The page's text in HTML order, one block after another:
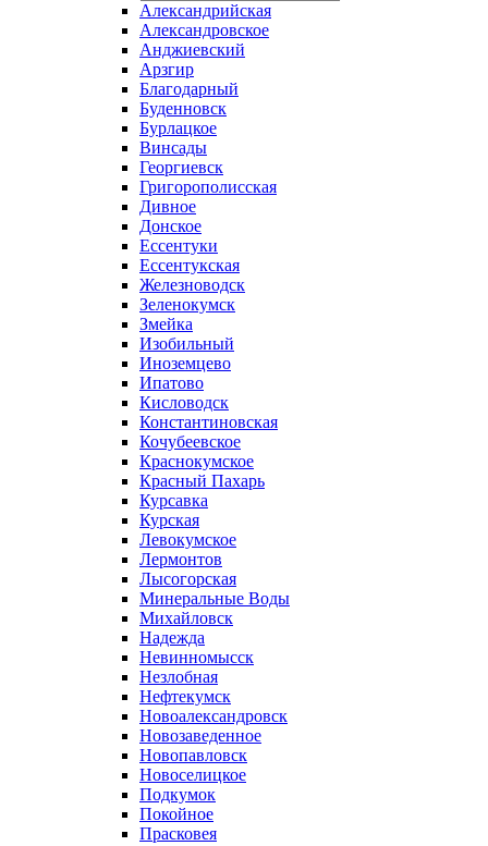
Александрийская
Александровское
Анджиевский
Арзгир
Благодарный
Буденновск
Бурлацкое
Винсады
Георгиевск
Григорополисская
Дивное
Донское
Ессентуки
Ессентукская
Железноводск
Зеленокумск
Змейка
Изобильный
Иноземцево
Ипатово
Кисловодск
Константиновская
Кочубеевское
Краснокумское
Красный Пахарь
Курсавка
Курская
Левокумское
Лермонтов
Лысогорская
Минеральные Воды
Михайловск
Надежда
Невинномысск
Незлобная
Нефтекумск
Новоалександровск
Новозаведенное
Новопавловск
Новоселицкое
Подкумок
Покойное
Прасковея